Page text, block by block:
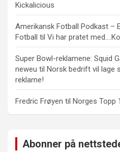
Kickalicious
Amerikansk Fotball Podkast –
Fotball til Vi har pratet
Super Bowl-reklamene: Squid
neweu til Norsk bedrift vil lage
reklame!
Fredric Frøyen til Norges Topp
Abonner på